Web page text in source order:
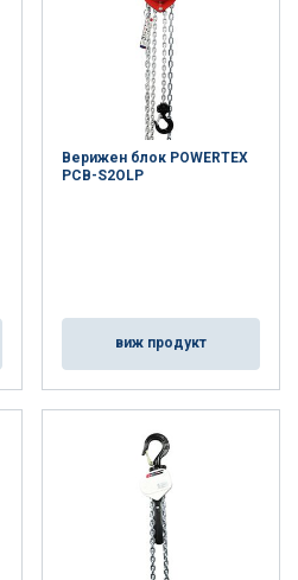
Верижен блок POWERTEX
PCB-S2OLP
виж продукт